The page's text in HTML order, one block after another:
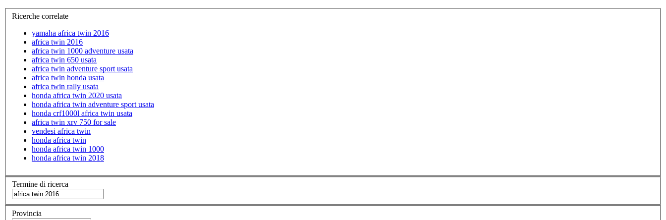
Ricerche correlate
yamaha africa twin 2016
africa twin 2016
africa twin 1000 adventure usata
africa twin 650 usata
africa twin adventure sport usata
africa twin honda usata
africa twin rally usata
honda africa twin 2020 usata
honda africa twin adventure sport usata
honda crf1000l africa twin usata
africa twin xrv 750 for sale
vendesi africa twin
honda africa twin
honda africa twin 1000
honda africa twin 2018
Termine di ricerca
Provincia